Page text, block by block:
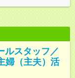
ルスタッフ／
婦（主夫）活